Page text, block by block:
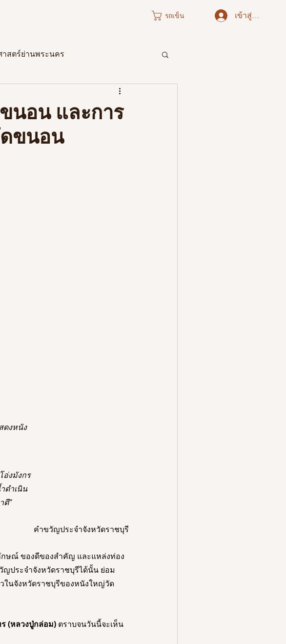
รถเข็น เข้าสู่ระบบ
าสตร์ย่านพระนคร
นอน และการ
ขนอน
ดงหนัง
อ่งมังกร
ดำเนิน
ดี”
คำขวัญประจำจังหวัดราชบุรี
กษณ์ ของดีของสำคัญ และแหล่งท่อง
ประจำจังหวัดราชบุรีได้นั้น ย่อม
ในจังหวัดราชบุรีของหนังใหญ่วัด
(หลวงปู่กล่อม) ตราบจนวันนี้จะเห็น